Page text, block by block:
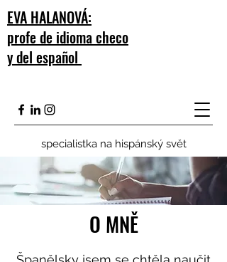
specialistka na hispánský svět
EVA HALANOVÁ:
profe de idioma checo
y del español
O MNĚ